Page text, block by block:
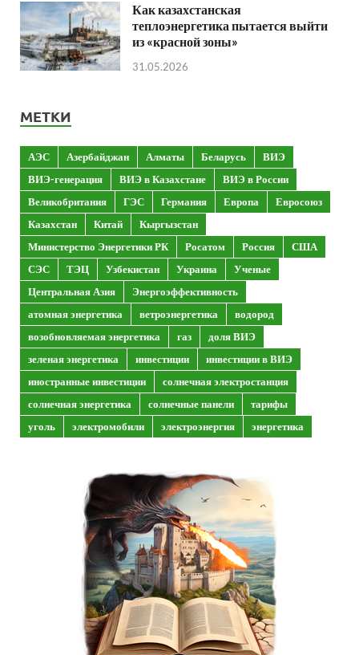
Как казахстанская
теплоэнергетика пытается выйти
из «красной зоны»
31.05.2026
МЕТКИ
АЭС Азербайджан Алматы Беларусь
ВИЭ
ВИЭ-генерация
ВИЭ в Казахстане
ВИЭ в России
Великобритания
ГЭС Германия Европа
Евросоюз
Казахстан
Китай
Кыргызстан
Министерство Энергетики РК
Росатом Россия
США
СЭС
ТЭЦ Узбекистан Украина
Ученые
Центральная Азия
Энергоэффективность
атомная энергетика
ветроэнергетика
водород
возобновляемая энергетика
газ
доля ВИЭ
зеленая энергетика
инвестиции
инвестиции в ВИЭ
иностранные инвестиции
солнечная электростанция
солнечная энергетика
солнечные панели
тарифы
уголь
электромобили электроэнергия энергетика